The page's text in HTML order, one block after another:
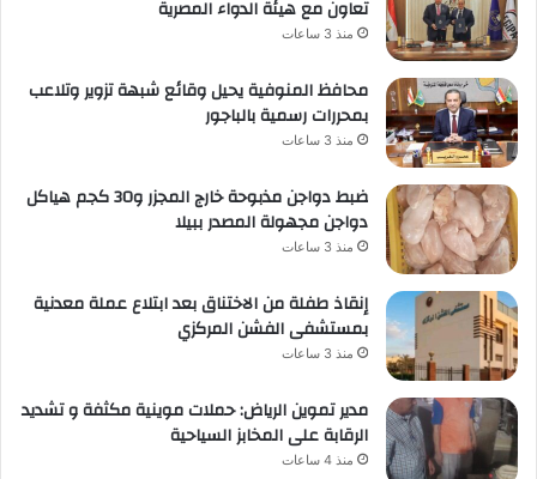
تعاون مع هيئة الدواء المصرية
منذ 3 ساعات
محافظ المنوفية يحيل وقائع شبهة تزوير وتلاعب
بمحررات رسمية بالباجور
منذ 3 ساعات
ضبط دواجن مذبوحة خارج المجزر و30 كجم هياكل
دواجن مجهولة المصدر ببيلا
منذ 3 ساعات
إنقاذ طفلة من الاختناق بعد ابتلاع عملة معدنية
بمستشفى الفشن المركزي
منذ 3 ساعات
مدير تموين الرياض: حملات موينية مكثفة و تشديد
الرقابة على المخابز السياحية
منذ 4 ساعات